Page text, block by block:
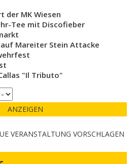
der MK Wiesen
Tee mit Discofieber
Mareiter Stein Attacke
"Il Tributo"
ANZEIGEN
VERANSTALTUNG VORSCHLAGEN